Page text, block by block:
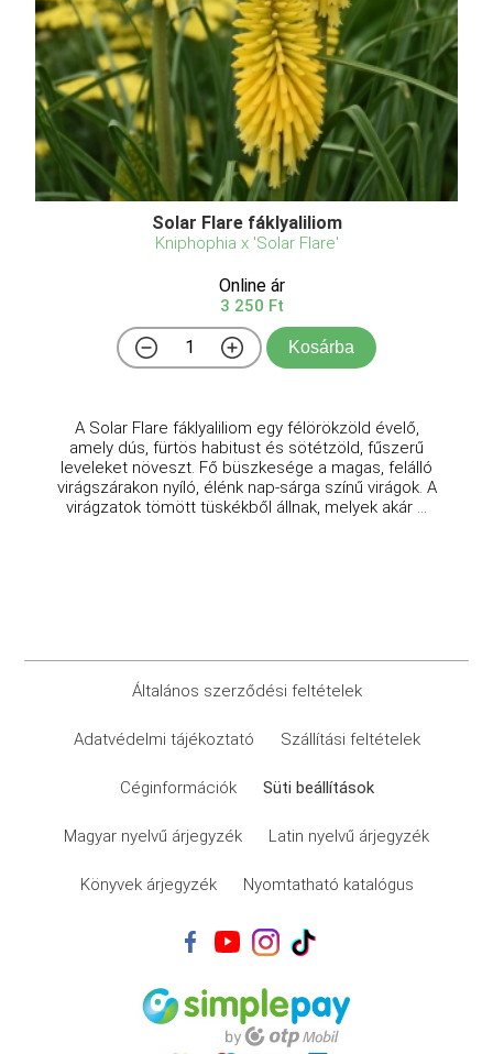
Solar Flare fáklyaliliom
Kniphophia x 'Solar Flare'
Online ár
3 250 Ft
Kosárba
A Solar Flare fáklyaliliom egy félörökzöld évelő,
amely dús, fürtös habitust és sötétzöld, fűszerű
leveleket növeszt. Fő büszkesége a magas, felálló
virágszárakon nyíló, élénk nap-sárga színű virágok. A
virágzatok tömött tüskékből állnak, melyek akár ...
Általános szerződési feltételek
Adatvédelmi tájékoztató Szállítási feltételek
Céginformációk Süti beállítások
Magyar nyelvű árjegyzék Latin nyelvű árjegyzék
Könyvek árjegyzék Nyomtatható katalógus